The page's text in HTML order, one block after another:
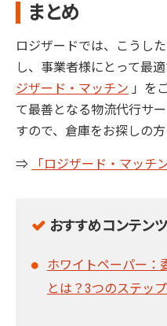
まとめ
ロジザードでは、こうし
し、事業者様にとって最
ジザード・マッチン 」を
て最善となる物流代行サ
すので、倉庫をお探しの
⇒ 「ロジザード・マッチ
おすすめコンテンツ
ホワイトペーパー：
とは？3つのステッ